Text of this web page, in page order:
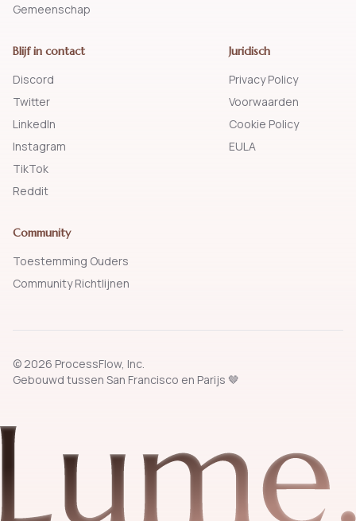
Gemeenschap
Blijf in contact
Discord
Twitter
LinkedIn
Instagram
TikTok
Reddit
Juridisch
Privacy Policy
Voorwaarden
Cookie Policy
EULA
Community
Toestemming Ouders
Community Richtlijnen
© 2026 ProcessFlow, Inc.
Gebouwd tussen San Francisco en Parijs 🤎